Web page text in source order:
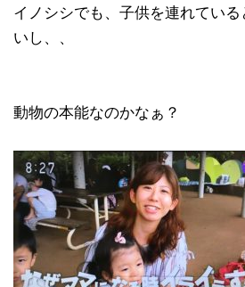
イノシシでも、子供を連れてい
いし、、
動物の本能なのかなぁ？